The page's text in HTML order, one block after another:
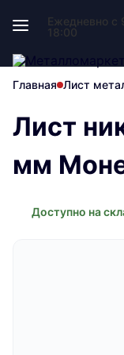
Ежедневно с
18:00
Главная Лист
Лист
мм
Доступно на